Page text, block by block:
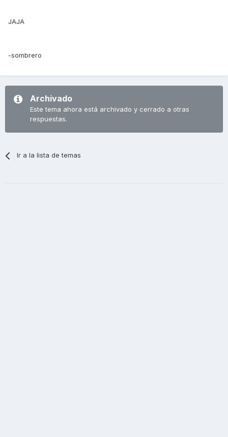
JAJA
-sombrero
Archivado
Este tema ahora está archivado y cerrado a otras
respuestas.
Ir a la lista de temas